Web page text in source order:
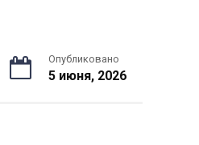
Опубликовано
5 июня, 2026